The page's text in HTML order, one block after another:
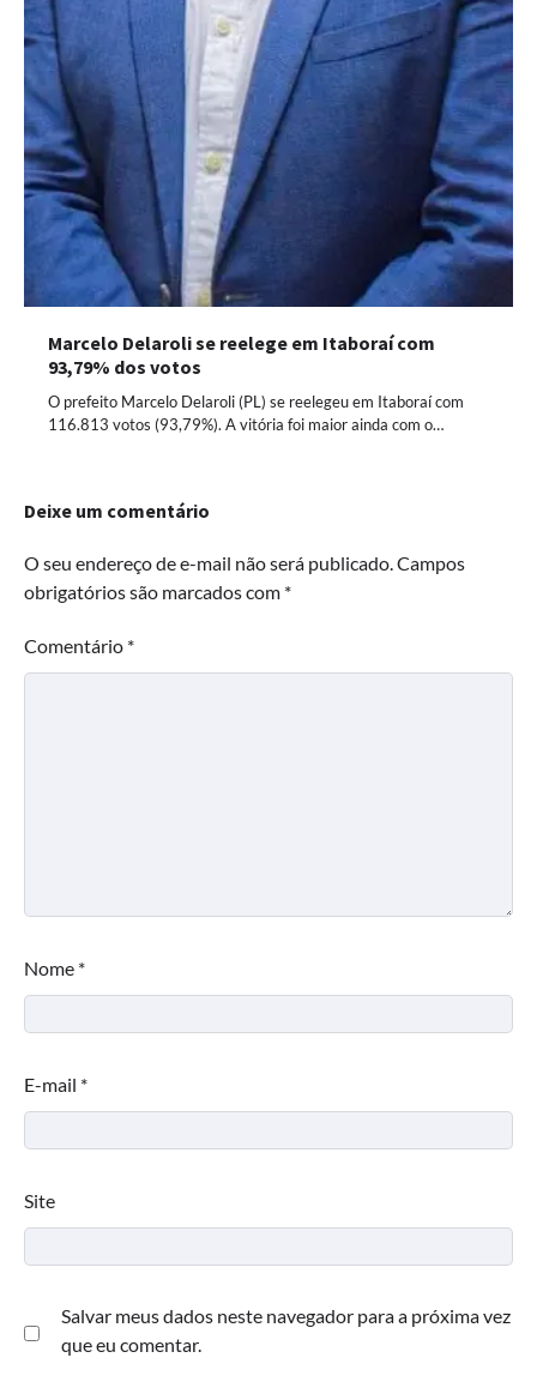
Marcelo Delaroli se reelege em Itaboraí com
93,79% dos votos
O prefeito Marcelo Delaroli (PL) se reelegeu em Itaboraí com
116.813 votos (93,79%). A vitória foi maior ainda com o…
Deixe um comentário
O seu endereço de e-mail não será publicado.Campos
obrigatórios são marcados com *
Comentário *
Nome *
E-mail *
Site
Salvar meus dados neste navegador para a próxima vez
que eu comentar.